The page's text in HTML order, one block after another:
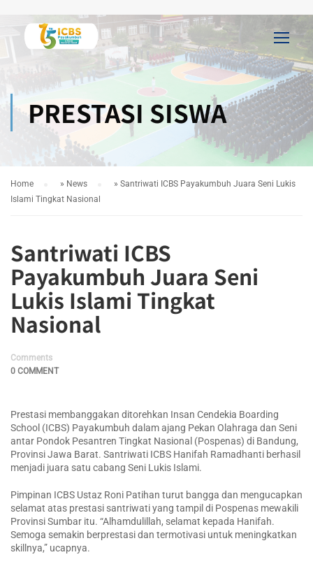
PRESTASI SISWA
Home » News » Santriwati ICBS Payakumbuh Juara Seni Lukis
Islami Tingkat Nasional
Santriwati ICBS
Payakumbuh Juara Seni
Lukis Islami Tingkat
Nasional
Comments
0 COMMENT
Prestasi membanggakan ditorehkan Insan Cendekia Boarding
School (ICBS) Payakumbuh dalam ajang Pekan Olahraga dan Seni
antar Pondok Pesantren Tingkat Nasional (Pospenas) di Bandung,
Provinsi Jawa Barat. Santriwati ICBS Hanifah Ramadhanti berhasil
menjadi juara satu cabang Seni Lukis Islami.
Pimpinan ICBS Ustaz Roni Patihan turut bangga dan mengucapkan
selamat atas prestasi santriwati yang tampil di Pospenas mewakili
Provinsi Sumbar itu. “Alhamdulillah, selamat kepada Hanifah.
Semoga semakin berprestasi dan termotivasi untuk meningkatkan
skillnya,” ucapnya.